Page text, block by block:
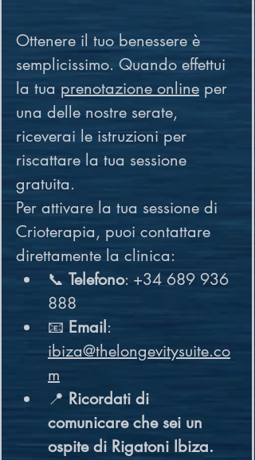
Ottenere il tuo benessere è
semplicissimo. Quando effettui
la tua prenotazione online per
una delle nostre serate,
riceverai le istruzioni per
riscattare la tua sessione
gratuita.
Per attivare la tua sessione di
Crioterapia, puoi contattare
direttamente la clinica:
📞 Telefono: +34 689 936
888
📧 Email:
ibiza@thelongevitysuite.co
m
📍 Ricordati di
comunicare che sei un
ospite di Rigatoni Ibiza.